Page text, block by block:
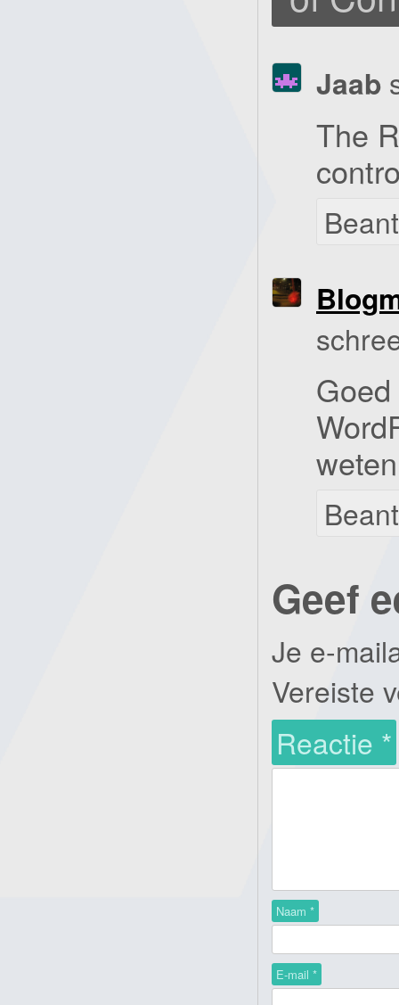
Jaab
The
Geef
Je e-
Vereiste
Reactie *
Naam *
E-mail *